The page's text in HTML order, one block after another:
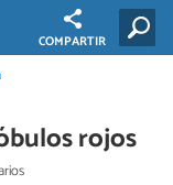
COMPARTIR
rojos